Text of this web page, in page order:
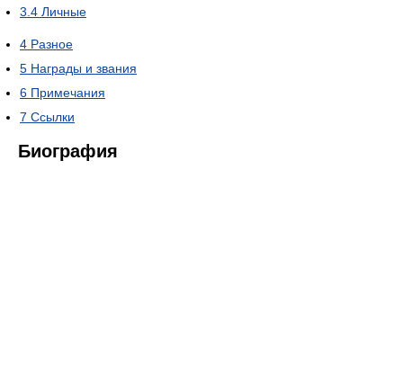
3.4 Личные
4 Разное
5 Награды и звания
6 Примечания
7 Ссылки
Биография